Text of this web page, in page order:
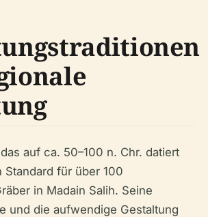
auf ca. 50–100 n. Chr. datiert
für über 100
in Madain Salih. Seine
und die aufwendige Gestaltung